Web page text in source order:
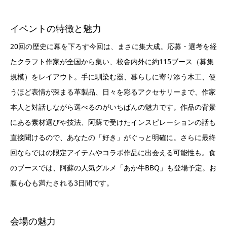
イベントの特徴と魅力
20回の歴史に幕を下ろす今回は、まさに集大成。応募・選考を経
たクラフト作家が全国から集い、校舎内外に約115ブース（募集
規模）をレイアウト。手に馴染む器、暮らしに寄り添う木工、使
うほど表情が深まる革製品、日々を彩るアクセサリーまで、作家
本人と対話しながら選べるのがいちばんの魅力です。作品の背景
にある素材選びや技法、阿蘇で受けたインスピレーションの話も
直接聞けるので、あなたの「好き」がぐっと明確に。さらに最終
回ならではの限定アイテムやコラボ作品に出会える可能性も。食
のブースでは、阿蘇の人気グルメ「あか牛BBQ」も登場予定。お
腹も心も満たされる3日間です。
会場の魅力